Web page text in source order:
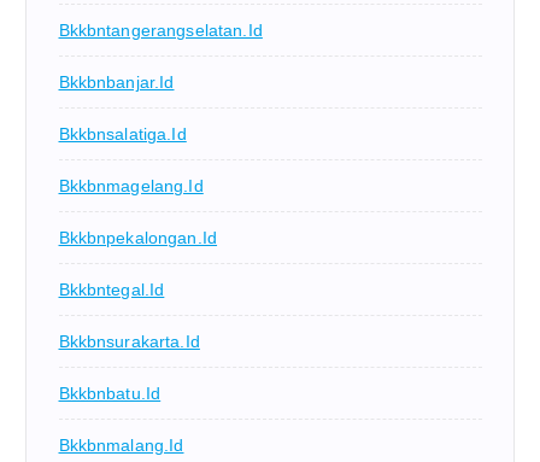
Bkkbntangerangselatan.id
Bkkbnbanjar.id
Bkkbnsalatiga.id
Bkkbnmagelang.id
Bkkbnpekalongan.id
Bkkbntegal.id
Bkkbnsurakarta.id
Bkkbnbatu.id
Bkkbnmalang.id